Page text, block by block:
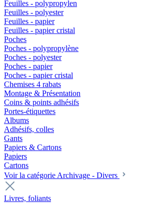
Feuilles - polypropylen
Feuilles - polyester
Feuilles - papier
Feuilles - papier cristal
Poches
Poches - polypropylène
Poches - polyester
Poches - papier
Poches - papier cristal
Chemises 4 rabats
Montage & Présentation
Coins & points adhésifs
Portes-étiquettes
Albums
Adhésifs, colles
Gants
Papiers & Cartons
Papiers
Cartons
Voir la catégorie Archivage - Divers
Livres, foliants